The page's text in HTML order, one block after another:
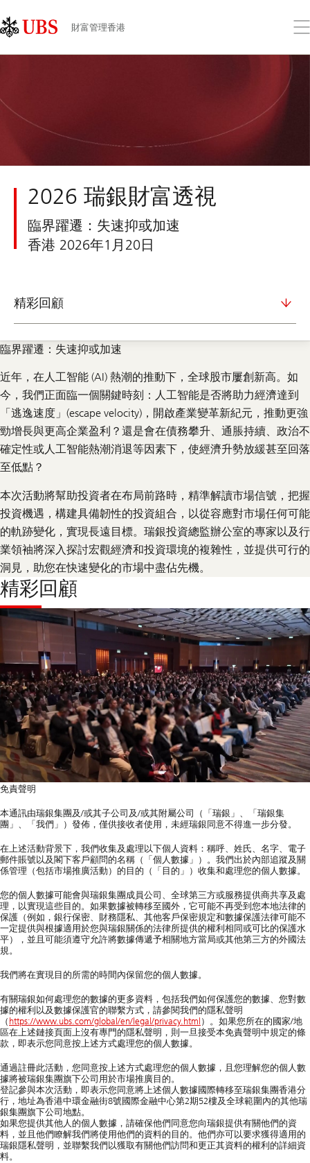
Links
Area
財富管理香港
打
功
2026 瑞銀財富透視
臨界躍遷：失速抑或加速
香港 2026年1月20日
精彩回顧
臨界躍遷：失速抑或加速
近年，在人工智能 (AI) 熱潮的推動下，全球股市屢創新高。如
今，我們正面臨一個關鍵時刻：人工智能是否將助力經濟達到
「逃逸速度」(escape velocity)，開啟產業變革新紀元，推動更強
勁增長與更高企業盈利？還是會在債務攀升、通脹持續、政治不
確定性或人工智能熱潮消退等因素下，使經濟升勢放緩甚至回落
至低點？
本次活動將幫助投資者在布局前路時，精準解讀市場信號，把握
投資機遇，構建具備韌性的投資組合，以從容應對市場任何可能
的軌跡變化，實現長遠目標。瑞銀投資總監辦公室的專家以及行
業領袖將深入探討宏觀經濟和投資環境的複雜性，並提供可行的
洞見，助您在快速變化的市場中盡佔先機。
精彩回顧
免責聲明
本通訊由瑞銀集團及/或其子公司及/或其附屬公司（「瑞銀」、「瑞銀集
團」、「我們」）發佈，僅供接收者使用，未經瑞銀同意不得進一步分發。
在上述活動背景下，我們收集及處理以下個人資料：稱呼、姓氏、名字、電子
郵件賬號以及閣下客戶顧問的名稱（「個人數據」）。我們出於內部追蹤及關
係管理（包括市場推廣活動）的目的（「目的」）收集和處理您的個人數據。
您的個人數據可能會與瑞銀集團成員公司、全球第三方或服務提供商共享及處
理，以實現這些目的。如果數據被轉移至國外，它可能不再受到您本地法律的
保護（例如，銀行保密、財務隱私、其他客戶保密規定和數據保護法律可能不
一定提供與根據適用於您與瑞銀關係的法律所提供的權利相同或可比的保護水
平），並且可能須遵守允許將數據傳遞予相關地方當局或其他第三方的外國法
規。
我們將在實現目的所需的時間內保留您的個人數據。
有關瑞銀如何處理您的數據的更多資料，包括我們如何保護您的數據、您對數
據的權利以及數據保護官的聯繫方式，請參閱我們的隱私聲明
（ https://www.ubs.com/global/en/legal/privacy.html ）。如果您所在的國家/地
區在上述鏈接頁面上沒有專門的隱私聲明，則一旦接受本免責聲明中規定的條
款，即表示您同意按上述方式處理您的個人數據。
通過註冊此活動，您同意按上述方式處理您的個人數據，且您理解您的個人數
據將被瑞銀集團旗下公司用於市場推廣目的。
登記參與本次活動，即表示您同意將上述個人數據國際轉移至瑞銀集團香港分
行，地址為香港中環金融街8號國際金融中心第2期52樓及全球範圍內的其他瑞
銀集團旗下公司地點。
如果您提供其他人的個人數據，請確保他們同意您向瑞銀提供有關他們的資
料，並且他們瞭解我們將使用他們的資料的目的。他們亦可以要求獲得適用的
瑞銀隱私聲明，並聯繫我們以獲取有關他們訪問和更正其資料的權利的詳細資
料。